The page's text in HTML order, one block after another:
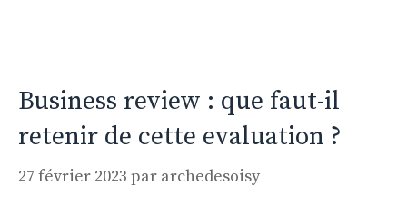
Business review : que faut-il
retenir de cette evaluation ?
27 février 2023 par archedesoisy